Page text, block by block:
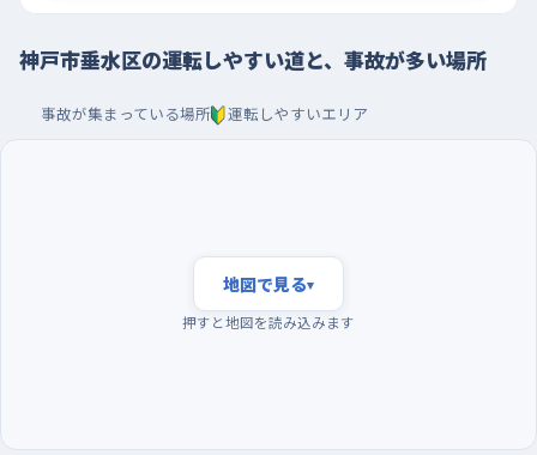
形外科クリニックへ通う人や小学校まわりの歩行者が多く、信号
が青でも横断中の人が残っていることがある。下りながら左右を
は日中でいちばん静かなので、練習を始めるならここが向いてい
る。曜日でいうと金曜や火曜は車も人も動きが多いので、まずは
神戸市垂水区の運転しやすい道と、事故が多い場所
事故が集まっている場所 運転しやすいエリア
地図で見る▾
押すと地図を読み込みます